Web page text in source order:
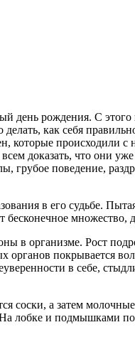
день рождения. С
как себя
которые происходили
доказать, что они
грубое поведение,
в его судьбе.
множество,
в организме. Рост
органов покрывается
в себе,
соски, а затем
лобке и подмышками